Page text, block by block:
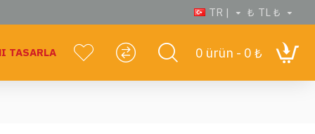
TR | ₺ TL ₺
TASARLA 0 ürün - 0 ₺